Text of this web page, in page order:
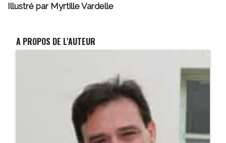
Illustré par Myrtille Vardelle
A PROPOS DE L'AUTEUR